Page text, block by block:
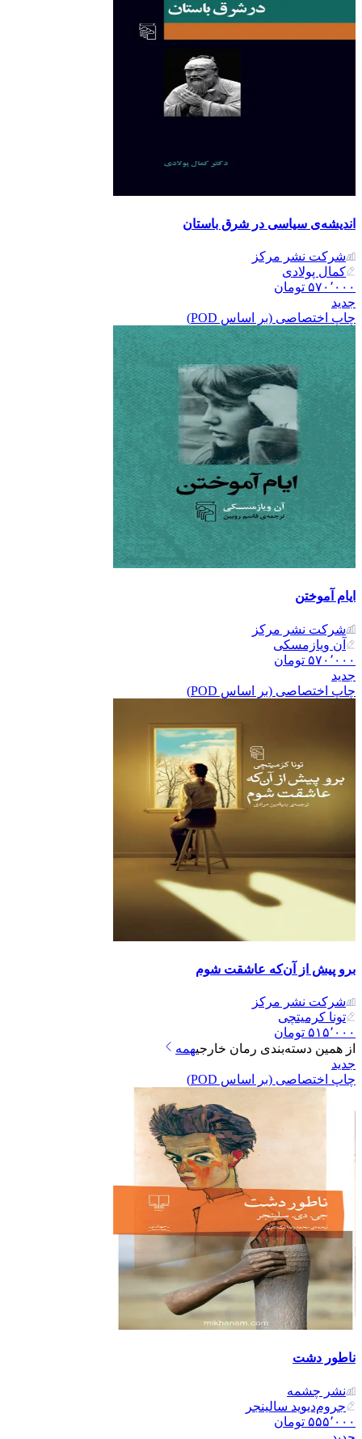
اندیشه‌ی سیاسی در شرق باستان
شرکت نشر مرکز
کمال پولادی
۵۷۰٬۰۰۰ تومان
جدید
چاپ اختصاصی (بر اساس POD)
ایام آموختن
شرکت نشر مرکز
آن ویازمسکی
۵۷۰٬۰۰۰ تومان
جدید
چاپ اختصاصی (بر اساس POD)
برو پیش از آن‌که عاشقت شوم
شرکت نشر مرکز
تونا کرمیتچی
۵۱۵٬۰۰۰ تومان
از همین دسته‌بندی رمان خارجیهمه
جدید
چاپ اختصاصی (بر اساس POD)
ناطور دشت
نشر‌ چشمه
جروم‌دیوید سالینجر
۵۵۵٬۰۰۰ تومان